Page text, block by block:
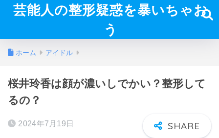
芸能人の整形疑惑を暴いちゃお
う
ホーム アイドル
桜井玲香は顔が濃いしでかい？整形して
るの？
2024年7月19日